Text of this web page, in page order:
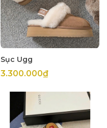
Sục Ugg
3.300.000₫